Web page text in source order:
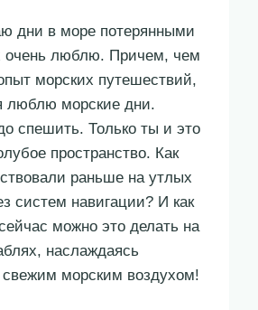
дни в море потерянными
очень люблю. Причем, чем
морских путешествий,
люблю морские дни.
спешить. Только ты и это
пространство. Как
раньше на утлых
систем навигации? И как
можно это делать на
наслаждаясь
морским воздухом!